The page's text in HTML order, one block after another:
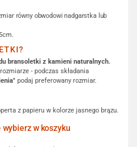
równy obwodowi nadgarstka lub
bransoletki z kamieni naturalnych.
- podczas składania
podaj preferowany rozmiar.
z papieru w kolorze jasnego brązu.
wybierz w koszyku